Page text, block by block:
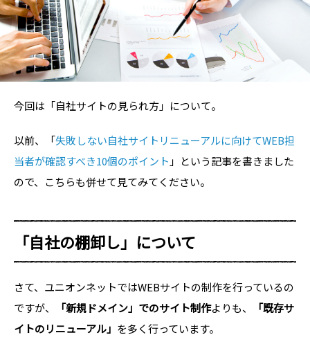
今回は「自社サイトの見られ方」について。
以前、「失敗しない自社サイトリニューアルに向けてWEB担
当者が確認すべき10個のポイント 」という記事を書きました
ので、こちらも併せて見てみてください。
「自社の棚卸し」について
さて、ユニオンネットではWEBサイトの制作を行っているの
ですが、
「新規ドメイン」でのサイト制作よりも、
「既存サ
イトのリニューアル」 を多く行っています。